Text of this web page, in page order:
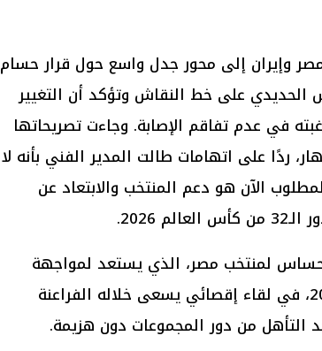
وإيران إلى محور جدل واسع حول قرار حسام
الحديدي على خط النقاش وتؤكد أن التغيير
في عدم تفاقم الإصابة. وجاءت تصريحاتها
ردًا على اتهامات طالت المدير الفني بأنه لا
الآن هو دعم المنتخب والابتعاد عن
2026.
لمنتخب مصر، الذي يستعد لمواجهة
أستراليا مساء الجمعة 3 يوليو 2026، في لقاء إقصائي يسعى خلاله الفراعنة
من دور المجموعات دون هزيمة.